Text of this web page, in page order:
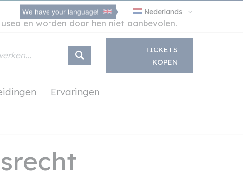
We have your language! Nederlands
en worden door hen niet aanbevolen.
TICKETS
KOPEN
Ervaringen